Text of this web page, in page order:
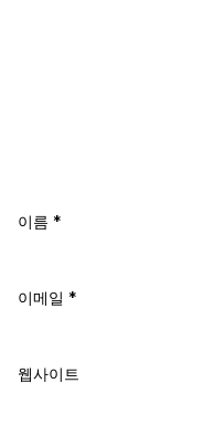
이름 *
이메일 *
웹사이트